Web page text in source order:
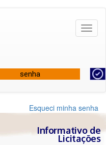
Esqueci minha senha
Informativo de
Licitações